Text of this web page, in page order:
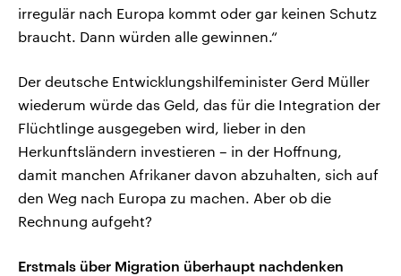
irregulär nach Europa kommt oder gar keinen Schutz
braucht. Dann würden alle gewinnen.“
Der deutsche Entwicklungshilfeminister Gerd Müller
wiederum würde das Geld, das für die Integration der
Flüchtlinge ausgegeben wird, lieber in den
Herkunftsländern investieren – in der Hoffnung,
damit manchen Afrikaner davon abzuhalten, sich auf
den Weg nach Europa zu machen. Aber ob die
Rechnung aufgeht?
Erstmals über Migration überhaupt nachdenken